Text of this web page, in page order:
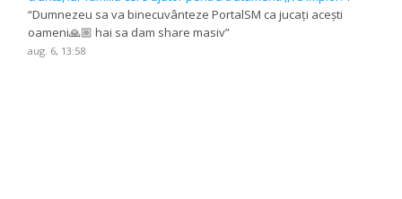
“Dumnezeu sa va binecuvânteze PortalSM ca jucați acești
oameni🙏🏼 hai sa dam share masiv”
aug. 6, 13:58